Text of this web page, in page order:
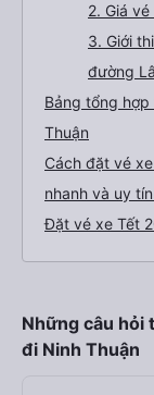
2. Giá
3. Giới
đường
Bảng tổng
Thuận
Cách đặt vé
nhanh và uy
Đặt vé xe Tết
Những câu hỏi
đi Ninh Thuận